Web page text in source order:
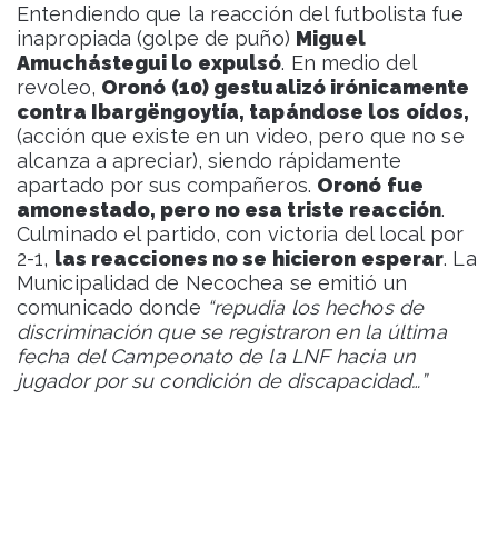
Entendiendo que la reacción del futbolista fue
inapropiada (golpe de puño) Miguel
Amuchástegui lo expulsó. En medio del
revoleo, Oronó (10) gestualizó irónicamente
contra Ibargëngoytía, tapándose los oídos,
(acción que existe en un video, pero que no se
alcanza a apreciar), siendo rápidamente
apartado por sus compañeros. Oronó fue
amonestado, pero no esa triste reacción.
Culminado el partido, con victoria del local por
2-1, las reacciones no se hicieron esperar. La
Municipalidad de Necochea se emitió un
comunicado donde “repudia los hechos de
discriminación que se registraron en la última
fecha del Campeonato de la LNF hacia un
jugador por su condición de discapacidad…”